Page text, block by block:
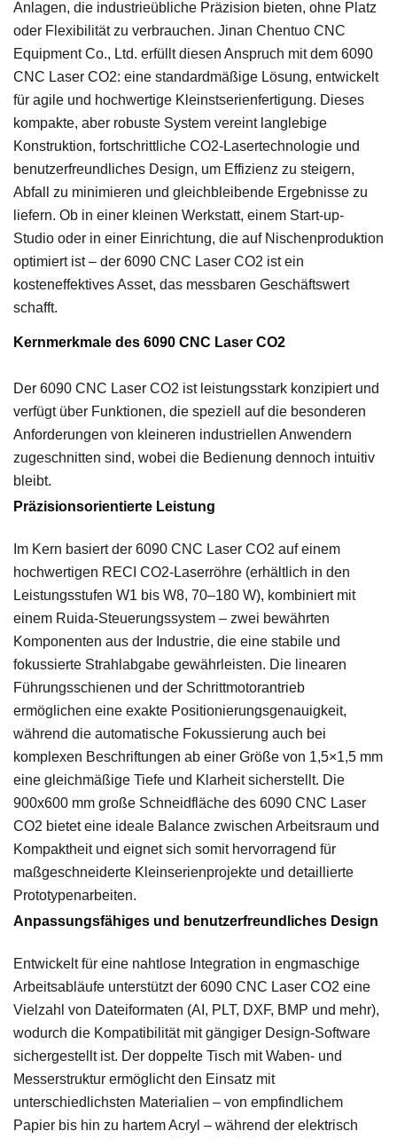
Anlagen, die industrieübliche Präzision bieten, ohne Platz
oder Flexibilität zu verbrauchen. Jinan Chentuo CNC
Equipment Co., Ltd. erfüllt diesen Anspruch mit dem 6090
CNC Laser CO2: eine standardmäßige Lösung, entwickelt
für agile und hochwertige Kleinstserienfertigung. Dieses
kompakte, aber robuste System vereint langlebige
Konstruktion, fortschrittliche CO2-Lasertechnologie und
benutzerfreundliches Design, um Effizienz zu steigern,
Abfall zu minimieren und gleichbleibende Ergebnisse zu
liefern. Ob in einer kleinen Werkstatt, einem Start-up-
Studio oder in einer Einrichtung, die auf Nischenproduktion
optimiert ist – der 6090 CNC Laser CO2 ist ein
kosteneffektives Asset, das messbaren Geschäftswert
schafft.
Kernmerkmale des 6090 CNC Laser CO2
Der 6090 CNC Laser CO2 ist leistungsstark konzipiert und
verfügt über Funktionen, die speziell auf die besonderen
Anforderungen von kleineren industriellen Anwendern
zugeschnitten sind, wobei die Bedienung dennoch intuitiv
bleibt.
Präzisionsorientierte Leistung
Im Kern basiert der 6090 CNC Laser CO2 auf einem
hochwertigen RECI CO2-Laserröhre (erhältlich in den
Leistungsstufen W1 bis W8, 70–180 W), kombiniert mit
einem Ruida-Steuerungssystem – zwei bewährten
Komponenten aus der Industrie, die eine stabile und
fokussierte Strahlabgabe gewährleisten. Die linearen
Führungsschienen und der Schrittmotorantrieb
ermöglichen eine exakte Positionierungsgenauigkeit,
während die automatische Fokussierung auch bei
komplexen Beschriftungen ab einer Größe von 1,5×1,5 mm
eine gleichmäßige Tiefe und Klarheit sicherstellt. Die
900x600 mm große Schneidfläche des 6090 CNC Laser
CO2 bietet eine ideale Balance zwischen Arbeitsraum und
Kompaktheit und eignet sich somit hervorragend für
maßgeschneiderte Kleinserienprojekte und detaillierte
Prototypenarbeiten.
Anpassungsfähiges und benutzerfreundliches Design
Entwickelt für eine nahtlose Integration in engmaschige
Arbeitsabläufe unterstützt der 6090 CNC Laser CO2 eine
Vielzahl von Dateiformaten (AI, PLT, DXF, BMP und mehr),
wodurch die Kompatibilität mit gängiger Design-Software
sichergestellt ist. Der doppelte Tisch mit Waben- und
Messerstruktur ermöglicht den Einsatz mit
unterschiedlichsten Materialien – von empfindlichem
Papier bis hin zu hartem Acryl – während der elektrisch